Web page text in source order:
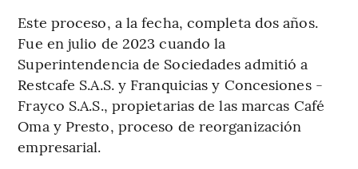
Este proceso, a la fecha, completa dos años.
Fue en julio de 2023 cuando la
Superintendencia de Sociedades admitió a
Restcafe S.A.S. y Franquicias y Concesiones -
Frayco S.A.S., propietarias de las marcas Café
Oma y Presto, proceso de reorganización
empresarial.